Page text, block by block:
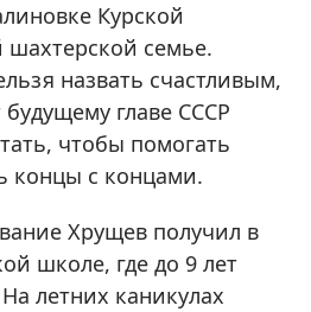
Курской
шахтерской семье.
назвать счастливым,
главе СССР
чтобы помогать
концы с концами.
Хрущев получил в
школе, где до 9 лет
летних каникулах